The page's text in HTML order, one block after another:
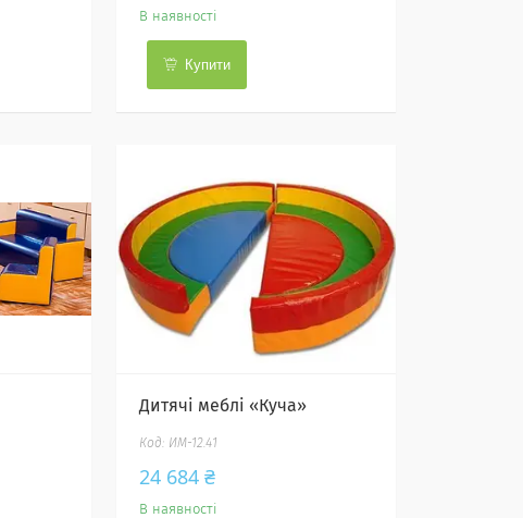
В наявності
Купити
Дитячі меблі «Куча»
ИМ-12.41
24 684 ₴
В наявності